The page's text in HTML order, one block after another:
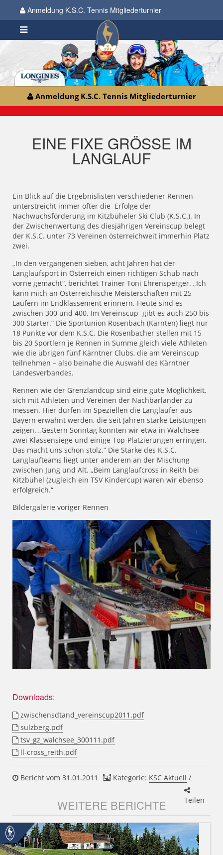
Anmeldung K.S.C. Tennis Mitgliederturnier
Anmeldung K.S.C. Tennis Mitgliederturnier
EINE FIXE GRÖSSE IM L
ANGLAUF
Ein Blick auf die Ergebnislisten verschiedener Rennen
unterstreicht immer öfter die Erfolge der
Nachwuchsförderung im Kitzbüheler Ski Club (K.S.C.). In
der Zwischenwertung des diesjährigen Vereinscup belegt
der K.S.C. unter 73 Vereinen österreichweit immerhin Platz
zwei.
„In den vergangenen sieben, acht Jahren hat der
Langlaufsport in Österreich einen richtigen Schub nach
vorne gemacht“, berichtet Trainer Toni Ehrensperger. „Ich
kann mich an Österreichische Meisterschaften mit 25
Läufern im Endklassement erinnern. Heute sind es
zwischen 300 und 400. Im Vereinscup gibt es auch 250 bis
300 Starter.“ Die Sportunion Rosenbach (Kärnten) liegt nur
18 Punkte vor dem K.S.C. Die Rosenbacher stellen mit 15
bis 20 Sportlern je Rennen in Summe gleich viele Athleten
wie die übrigen fünf Kärntner Clubs, die am Vereinscup
teilnehmen – also beinahe die Auswahl des Kärntner
Landesverbandes.
Rennen wie der Grenzlandcup sind eine gute Möglichkeit,
sich mit Athleten und Vereinen der Nachbarländer zu
messen. Hier dürfen im Speziellen die Langläufer aus
Bayern erwähnt werden, die seit Jahren starke Leistungen
zeigen. „Gestern Sonntag konnten wir etwa in Walchsee
zwei Klassensiege und einige Top-Platzierungen erringen.
Das macht uns schon stolz.“ Die Stärke des K.S.C.
Langlaufteams liegt unter anderem an der Mischung
zwischen Jung und Alt. „Beim Langlaufcross in Reith bei
Kitzbühel (zugleich ein TSV Kindercup) waren wir ebenso
erfolgreich.“
Bildergalerie voriger Rennen
Downloads:
zwischensdtand_vereinscup2011.pdf
sulzberg.pdf
tsv_gz_walchsee_300111.pdf
ll-cross_reith.pdf
Bericht vom 31.01.2011 Kategorie: KSC Aktuell /
Teilen
WEITERE BERICHTE